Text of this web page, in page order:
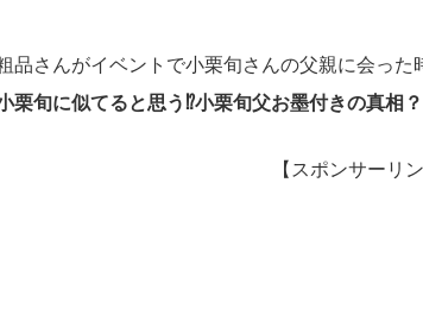
品さんがイベントで小栗旬さんの父親に会っ
栗旬に似てると思う⁉小栗旬父お墨付きの真相
【スポンサーリン